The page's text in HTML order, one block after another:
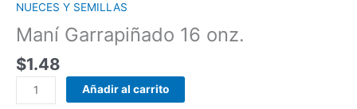
NUECES Y SEMILLAS
Maní Garrapiñado 16 onz.
$1.48
cantidad
Añadir al carrito